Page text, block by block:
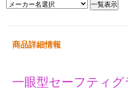
商品詳細情報
一眼型セーフティグ